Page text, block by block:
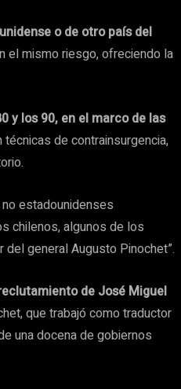
o de otro país del
el mismo riesgo, ofreciendo la
y los 90, en el marco de las
de contrainsurgencia,
estadounidenses
chilenos, algunos de los
general Augusto Pinochet”.
de José Miguel
que trabajó como traductor
una docena de gobiernos